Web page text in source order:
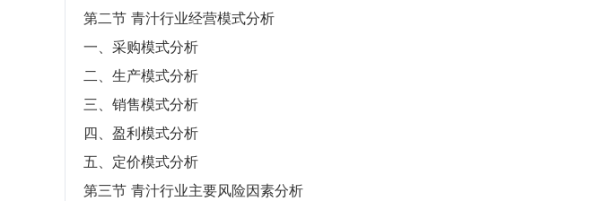
第二节 青汁行业经营模式分析
一、采购模式分析
二、生产模式分析
三、销售模式分析
四、盈利模式分析
五、定价模式分析
第三节 青汁行业主要风险因素分析